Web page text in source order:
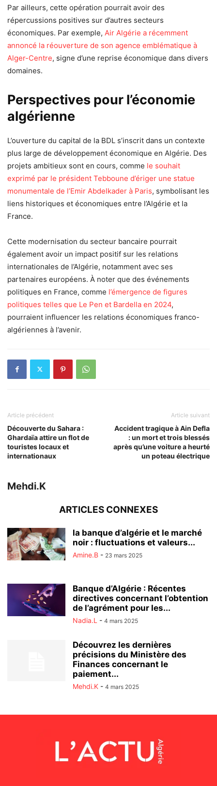
Par ailleurs, cette opération pourrait avoir des
répercussions positives sur d’autres secteurs
économiques. Par exemple, Air Algérie a récemment
annoncé la réouverture de son agence emblématique à
Alger-Centre, signe d’une reprise économique dans divers
domaines.
Perspectives pour l’économie
algérienne
L’ouverture du capital de la BDL s’inscrit dans un contexte
plus large de développement économique en Algérie. Des
projets ambitieux sont en cours, comme le souhait
exprimé par le président Tebboune d’ériger une statue
monumentale de l’Emir Abdelkader à Paris, symbolisant les
liens historiques et économiques entre l’Algérie et la
France.
Cette modernisation du secteur bancaire pourrait
également avoir un impact positif sur les relations
internationales de l’Algérie, notamment avec ses
partenaires européens. À noter que des événements
politiques en France, comme l’émergence de figures
politiques telles que Le Pen et Bardella en 2024,
pourraient influencer les relations économiques franco-
algériennes à l’avenir.
Article précédent
Découverte du Sahara :
Ghardaïa attire un flot de
touristes locaux et
internationaux
Article suivant
Accident tragique à Ain Defla
: un mort et trois blessés
après qu’une voiture a heurté
un poteau électrique
Mehdi.K
ARTICLES CONNEXES
la banque d’algérie et le marché
noir : fluctuations et valeurs...
Amine.B - 23 mars 2025
Banque d’Algérie : Récentes
directives concernant l’obtention
de l’agrément pour les...
Nadia.L - 4 mars 2025
Découvrez les dernières
précisions du Ministère des
Finances concernant le
paiement...
Mehdi.K - 4 mars 2025